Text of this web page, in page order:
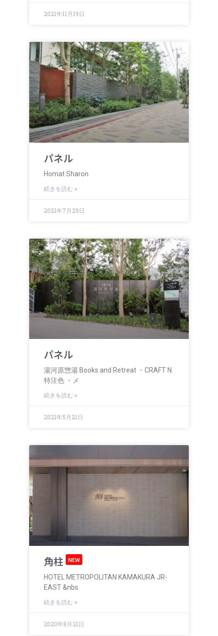
2021年11月19日
パネル
Homat Sharon
続きを読む »
2021年7月29日
パネル
湯河原惣湯 Books and Retreat ・CRAFT N.
特注色 ・メ
続きを読む »
2021年5月21日
角柱 NEW
HOTEL METROPOLITAN KAMAKURA JR-
EAST &nbs
続きを読む »
2020年8月21日